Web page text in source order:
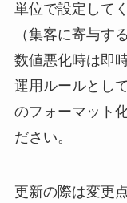
単位で設定して
（集客に寄与す
数値悪化時は即
運用ルールとし
のフォーマット
ださい。
更新の際は変更